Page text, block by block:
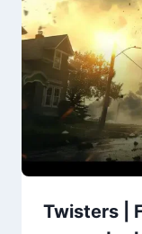
Twisters |